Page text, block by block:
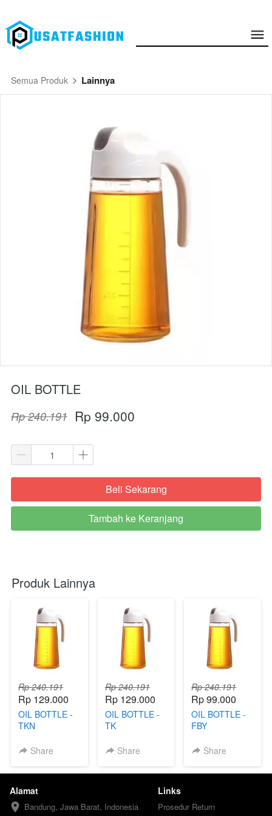
Semua Produk Lainnya
OIL BOTTLE
Rp 240.191 Rp 99.000
`Beli Sekarang
`
Tambah ke Keranjang
Produk Lainnya
Rp 240.191
Rp 129.000
OIL BOTTLE -
TKN
Share
Rp 240.191
Rp 129.000
OIL BOTTLE -
TK
Share
Rp 240.191
Rp 99.000
OIL BOTTLE -
FBY
Share
Alamat
Bandung, Jawa Barat, Indonesia
Links
Prosedur Return